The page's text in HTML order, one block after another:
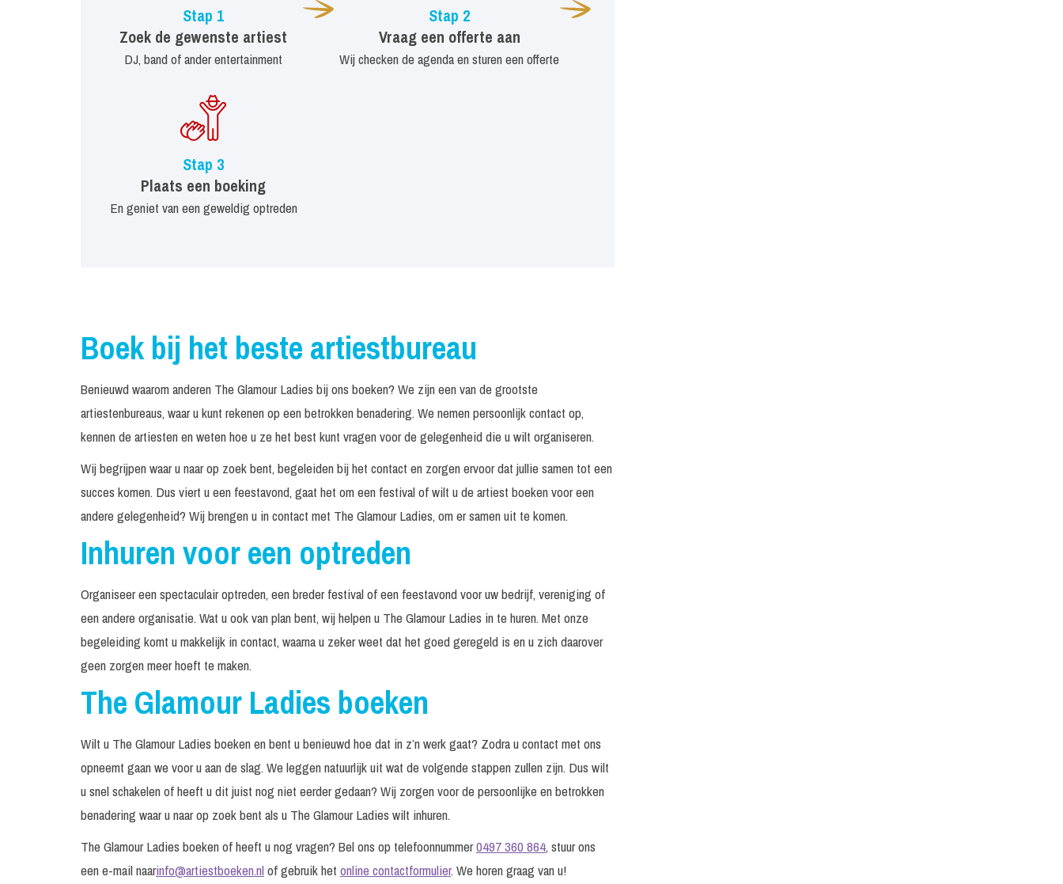
Stap 1
Zoek de gewenste artiest
DJ, band of ander entertainment
Stap 2
Vraag een offerte aan
Wij checken de agenda en sturen een offerte
Stap 3
Plaats een boeking
En geniet van een geweldig optreden
Boek bij het beste artiestbureau
Benieuwd waarom anderen The Glamour Ladies bij ons boeken? We zijn een van de grootste
artiestenbureaus, waar u kunt rekenen op een betrokken benadering. We nemen persoonlijk contact op,
kennen de artiesten en weten hoe u ze het best kunt vragen voor de gelegenheid die u wilt organiseren.
Wij begrijpen waar u naar op zoek bent, begeleiden bij het contact en zorgen ervoor dat jullie samen tot een
succes komen. Dus viert u een feestavond, gaat het om een festival of wilt u de artiest boeken voor een
andere gelegenheid? Wij brengen u in contact met The Glamour Ladies, om er samen uit te komen.
Inhuren voor een optreden
Organiseer een spectaculair optreden, een breder festival of een feestavond voor uw bedrijf, vereniging of
een andere organisatie. Wat u ook van plan bent, wij helpen u The Glamour Ladies in te huren. Met onze
begeleiding komt u makkelijk in contact, waarna u zeker weet dat het goed geregeld is en u zich daarover
geen zorgen meer hoeft te maken.
The Glamour Ladies boeken
Wilt u The Glamour Ladies boeken en bent u benieuwd hoe dat in z’n werk gaat? Zodra u contact met ons
opneemt gaan we voor u aan de slag. We leggen natuurlijk uit wat de volgende stappen zullen zijn. Dus wilt
u snel schakelen of heeft u dit juist nog niet eerder gedaan? Wij zorgen voor de persoonlijke en betrokken
benadering waar u naar op zoek bent als u The Glamour Ladies wilt inhuren.
The Glamour Ladies boeken of heeft u nog vragen? Bel ons op telefoonnummer0497 360 864, stuur ons
een e-mail naarinfo@artiestboeken.nlof gebruik het online contactformulier. We horen graag van u!